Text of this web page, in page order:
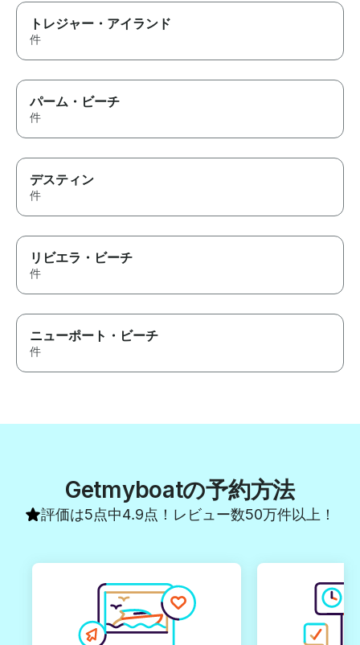
トレジャー・アイランド
件
パーム・ビーチ
件
デスティン
件
リビエラ・ビーチ
件
ニューポート・ビーチ
件
Getmyboatの予約方法
評価は5点中4.9点！レビュー数50万件以上！